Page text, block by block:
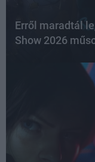
Erről maradtál
Show 2026